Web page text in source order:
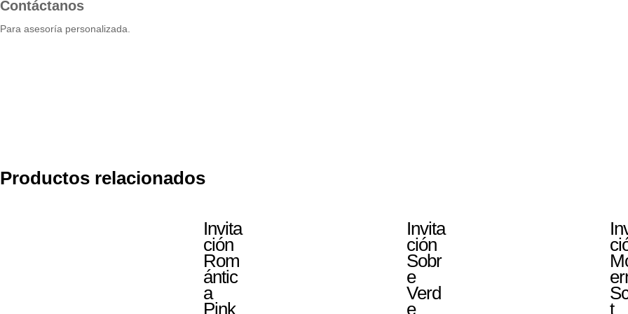
Contáctanos
Para asesoría personalizada.
Productos relacionados
Invita
ción
Rom
ántic
a
Pink
Invita
ción
Sobr
e
Verd
e t